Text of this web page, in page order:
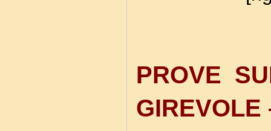
PROVE
GIREVOLE